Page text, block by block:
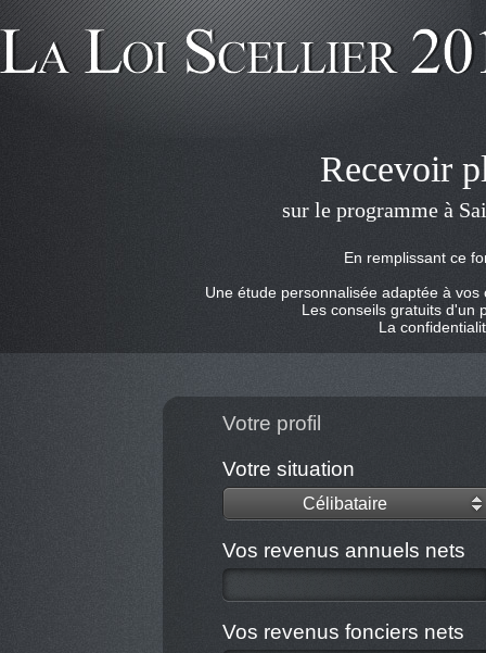
Recevoir
sur le programme à
En remplissant ce
Une étude personnalisée adaptée à
Les conseils gratuits d'un
La
Votre profil
Votre situation
Célibataire
Vos revenus annuels nets
Vos revenus fonciers nets